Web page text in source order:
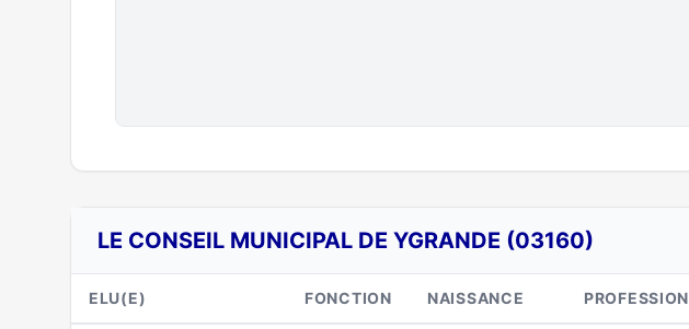
LE CONSEIL MUNICIPAL DE YGRANDE (03160)
ELU(E) FONCTION NAISSANCE PROFESSION